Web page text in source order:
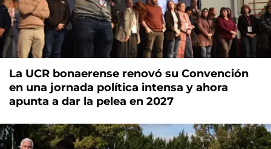
La UCR bonaerense renovó su Convención
en una jornada política intensa y ahora
apunta a dar la pelea en 2027